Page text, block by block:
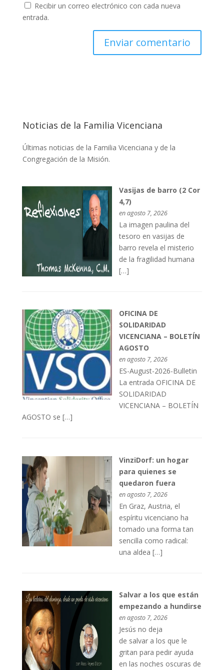
Recibir un correo electrónico con cada nueva
entrada.
Noticias de la Familia Vicenciana
Últimas noticias de la Familia Vicenciana y de la
Congregación de la Misión.
Vasijas de barro (2 Cor
4,7)
en agosto 7, 2026
La imagen paulina del
tesoro en vasijas de
barro revela el misterio
de la fragilidad humana
[…]
OFICINA DE
SOLIDARIDAD
VICENCIANA – BOLETÍN
AGOSTO
en agosto 7, 2026
ES-August-2026-Bulletin
La entrada OFICINA DE
SOLIDARIDAD
VICENCIANA – BOLETÍN
AGOSTO se […]
VinziDorf: un hogar
para quienes se
quedaron fuera
en agosto 7, 2026
En Graz, Austria, el
espíritu vicenciano ha
tomado una forma tan
sencilla como radical:
una aldea […]
Salvar a los que están
empezando a hundirse
en agosto 7, 2026
Jesús no deja
de salvar a los que le
gritan para pedir ayuda
en las noches oscuras de